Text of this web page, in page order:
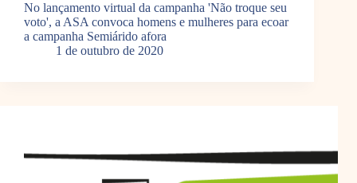
No lançamento virtual da campanha 'Não troque seu
voto', a ASA convoca homens e mulheres para ecoar
a campanha Semiárido afora
1 de outubro de 2020